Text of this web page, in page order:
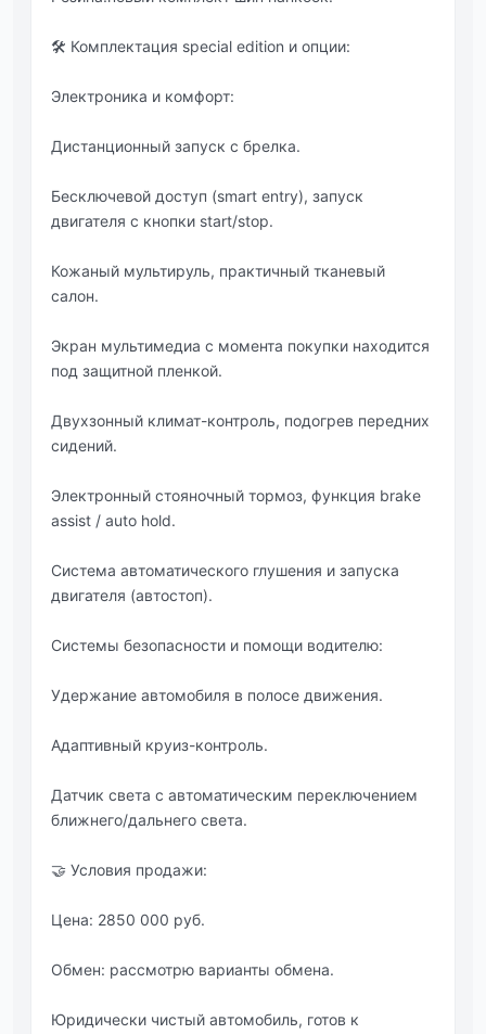
🛠 Комплектация special edition и опции:
Электроника и комфорт:
Дистанционный запуск с брелка.
Бесключевой доступ (smart entry), запуск
двигателя с кнопки start/stop.
Кожаный мультируль, практичный тканевый
салон.
Экран мультимедиа с момента покупки находится
под защитной пленкой.
Двухзонный климат-контроль, подогрев передних
сидений.
Электронный стояночный тормоз, функция brake
assist / auto hold.
Система автоматического глушения и запуска
двигателя (автостоп).
Системы безопасности и помощи водителю:
Удержание автомобиля в полосе движения.
Адаптивный круиз-контроль.
Датчик света с автоматическим переключением
ближнего/дальнего света.
🤝 Условия продажи:
Цена: 2850 000 руб.
Обмен: рассмотрю варианты обмена.
Юридически чистый автомобиль, готов к